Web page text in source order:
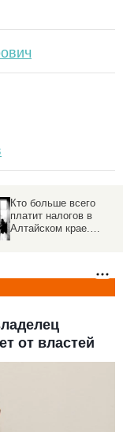
Главный налоговик
края рассказал,
на Алтае сборы растут
от властей